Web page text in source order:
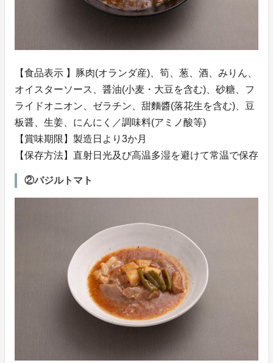
【食品表示 】豚肉(オランダ産)、筍、葱、酒、みりん、
オイスターソース、醤油(小麦・大豆を含む)、砂糖、フ
ライドオニオン、ゼラチン、甜麵醬(落花生を含む)、豆
板醤、生姜、にんにく／調味料(アミノ酸等)
【賞味期限】製造日より3か月
【保存方法】直射日光及び高温多湿を避けて常温で保存
②バジルトマト